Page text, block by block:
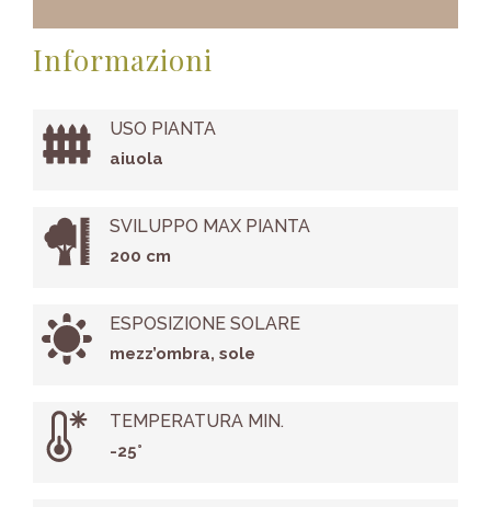
Informazioni
USO PIANTA
aiuola
SVILUPPO MAX PIANTA
200 cm
ESPOSIZIONE SOLARE
mezz’ombra, sole
TEMPERATURA MIN.
-25°